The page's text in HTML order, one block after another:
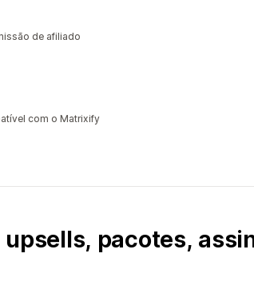
de afiliado
com o Matrixify
pacotes,